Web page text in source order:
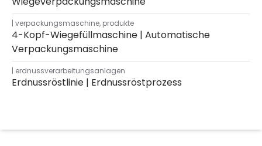
verpackungsmaschine, produkte
4-Kopf-Wiegefüllmaschine | Automatische
Verpackungsmaschine
erdnussverarbeitungsanlagen
Erdnussröstlinie | Erdnussröstprozess